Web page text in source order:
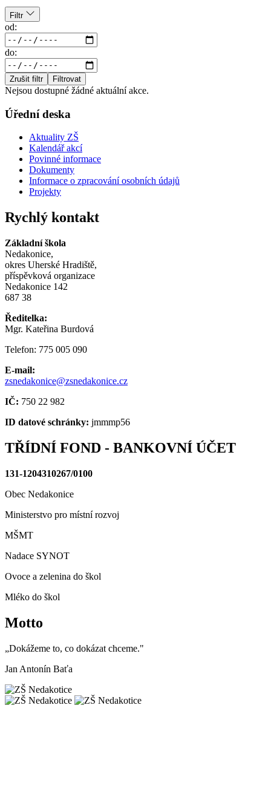
Filtr
od:
do:
Zrušit filtr Filtrovat
Nejsou dostupné žádné aktuální akce.
Úřední deska
Aktuality ZŠ
Kalendář akcí
Povinné informace
Dokumenty
Informace o zpracování osobních údajů
Projekty
Rychlý kontakt
Základní škola
Nedakonice,
okres Uherské Hradiště,
příspěvková organizace
Nedakonice 142
687 38
Ředitelka:
Mgr. Kateřina Burdová
Telefon: 775 005 090
E-mail:
zsnedakonice@zsnedakonice.cz
IČ: 750 22 982
ID datové schránky: jmmmp56
TŘÍDNÍ FOND - BANKOVNÍ ÚČET
131-1204310267/0100
Obec Nedakonice
Ministerstvo pro místní rozvoj
MŠMT
Nadace SYNOT
Ovoce a zelenina do škol
Mléko do škol
Motto
„Dokážeme to, co dokázat chceme."
Jan Antonín Baťa